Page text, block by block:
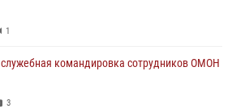
1
командировка сотрудников ОМОН
3